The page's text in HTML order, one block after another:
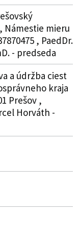
Námestie mieru
, PaedDr.
- predseda
a údržba ciest
kraja
Prešov ,
Horváth -